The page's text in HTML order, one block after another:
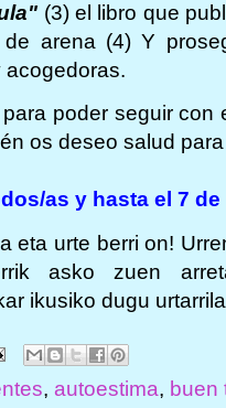
(3) el libro que
arena (4) Y
acogedoras.
poder seguir
os deseo salud
as y hasta el 7
eta urte berri on!
asko zuen
ikusiko dugu
,autoestima, buen